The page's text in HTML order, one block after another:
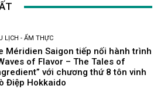
LỊCH - ẨM THỰC
Méridien Saigon tiếp nối hành trình
of Flavor – The Tales of
với chương thứ 8 tôn vinh
Điệp Hokkaido